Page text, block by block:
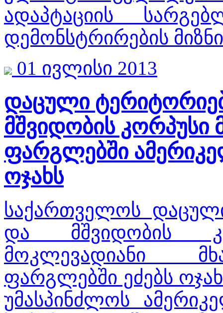
ადაპტაციის
დემონსტრირების
01 ივლისი 2013
დაცული
მშვიდობის კორპუსი
ფარგლებში
ოჯახს
საქართველოს
და მშვიდობის
მოკლევადიანი
ფარგლებში ეძებს
უმასპინძლოს